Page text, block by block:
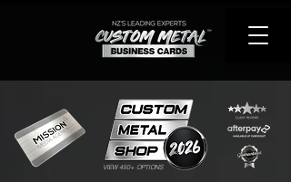
VIEW 450+ OPTIONS